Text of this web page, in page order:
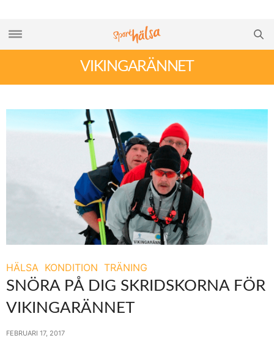
VIKINGARÄNNET
HÄLSA KONDITION TRÄNING
SNÖRA PÅ DIG SKRIDSKORNA FÖR
VIKINGARÄNNET
FEBRUARI 17, 2017